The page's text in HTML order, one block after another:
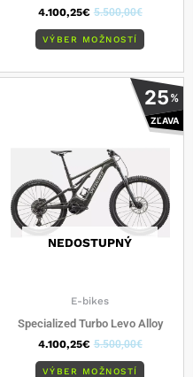
4.100,25€ 5.500,00€
VÝBER MOŽNOSTÍ
25%
ZĽAVA
NEDOSTUPNÝ
E-bikes
Specialized Turbo Levo Alloy
4.100,25€ 5.500,00€
VÝBER MOŽNOSTÍ
Tento
produkt
má
si
môžete